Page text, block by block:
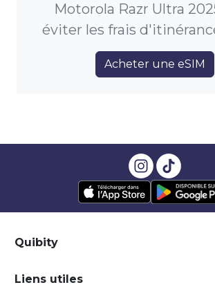
Motorola Razr Ultra
éviter les frais
Acheter une eSIM
Quibity
Liens utiles